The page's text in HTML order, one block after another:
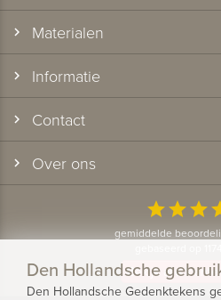
Materialen
Informatie
Contact
Over ons
starstarstar
gemiddelde
Bekijk alle
Den Hollandsche
Den Hollandsche Gedenktekens